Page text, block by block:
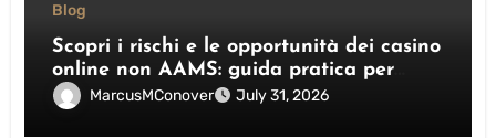
Blog
Scopri i rischi e le opportunità dei casino
online non AAMS: guida pratica per
giocatori italiani
MarcusMConover July 31, 2026